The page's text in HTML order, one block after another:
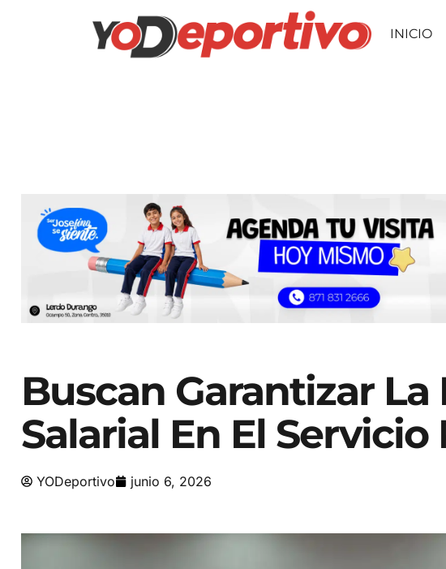
INICIO
Buscan Garantizar
Salarial En El
YODeportivo junio 6, 2026